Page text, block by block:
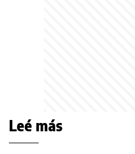
Leé más